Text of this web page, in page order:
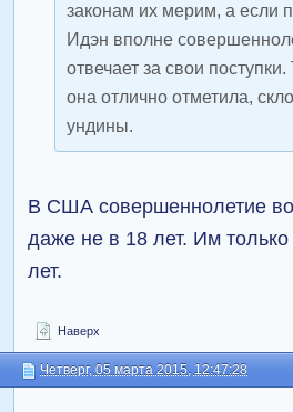
законам их мерим, а если
Идэн вполне
отвечает за свои
она отлично отметила,
ундины.
В США совершеннолетие
даже не в 18 лет. Им
лет.
Наверх
Четверг, 05 марта 2015, 12:47:28